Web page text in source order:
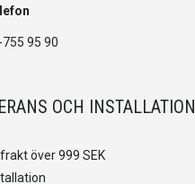
95 90
OCH INSTALLATION
frakt över 999 SEK